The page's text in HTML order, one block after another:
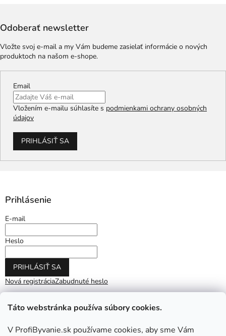
Táto webstránka používa súbory cookies.
V ProfiByvanie.sk používame cookies, aby sme Vám
Odoberať newsletter
Vložte svoj e-mail a my Vám budeme zasielať informácie o nových
produktoch na našom e-shope.
Email
Vložením e-mailu súhlasíte s podmienkami ochrany osobných
údajov
PRIHLÁSIŤ SA
Prihlásenie
E-mail
Heslo
PRIHLÁSIŤ SA
Nová registráciaZabudnuté heslo